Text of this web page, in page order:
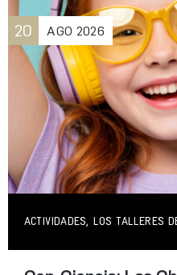
20 AGO 2026
ACTIVIDADES, LOS TALLERES